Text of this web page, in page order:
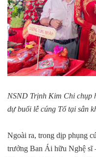
NSND Trịnh Kim Chi chụp
dự buổi lễ cúng Tổ tại sân
Ngoài ra, trong dịp phụng
trưởng Ban Ái hữu Nghệ